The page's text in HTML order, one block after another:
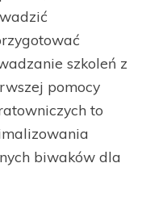
szkoleń z
pomocy
to
biwaków dla